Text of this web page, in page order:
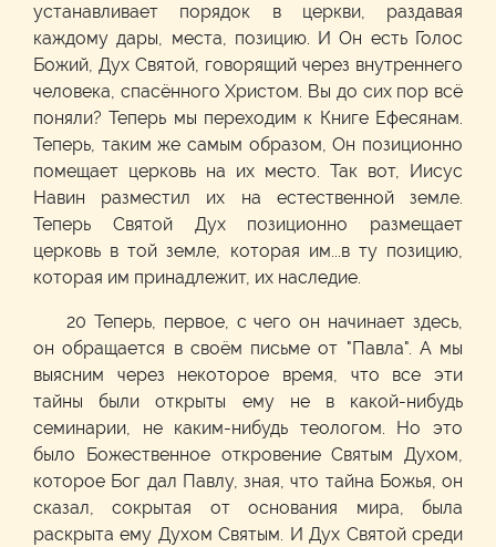
устанавливает порядок в церкви, раздавая
каждому дары, места, позицию. И Он есть Голос
Божий, Дух Святой, говорящий через внутреннего
человека, спасённого Христом. Вы до сих пор всё
поняли? Теперь мы переходим к Книге Ефесянам.
Теперь, таким же самым образом, Он позиционно
помещает церковь на их место. Так вот, Иисус
Навин разместил их на естественной земле.
Теперь Святой Дух позиционно размещает
церковь в той земле, которая им...в ту позицию,
которая им принадлежит, их наследие.
20 Теперь, первое, с чего он начинает здесь,
он обращается в своём письме от "Павла". А мы
выясним через некоторое время, что все эти
тайны были открыты ему не в какой-нибудь
семинарии, не каким-нибудь теологом. Но это
было Божественное откровение Святым Духом,
которое Бог дал Павлу, зная, что тайна Божья, он
сказал, сокрытая от основания мира, была
раскрыта ему Духом Святым. И Дух Святой среди